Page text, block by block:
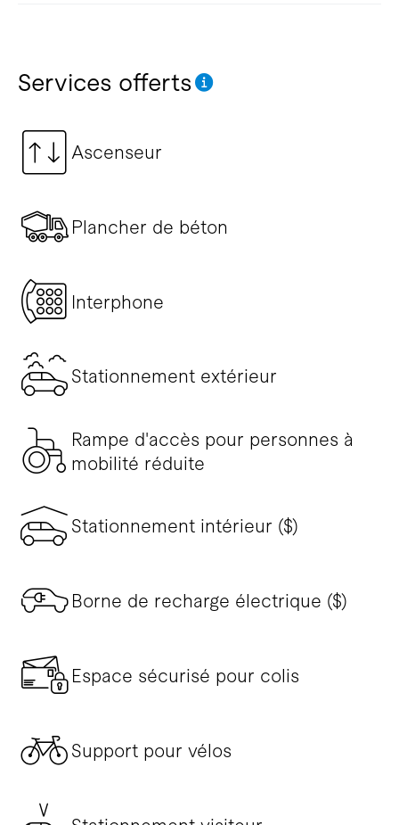
Services offerts
Ascenseur
Plancher de béton
Interphone
Stationnement extérieur
Rampe d'accès pour personnes à
mobilité réduite
Stationnement intérieur ($)
Borne de recharge électrique ($)
Espace sécurisé pour colis
Support pour vélos